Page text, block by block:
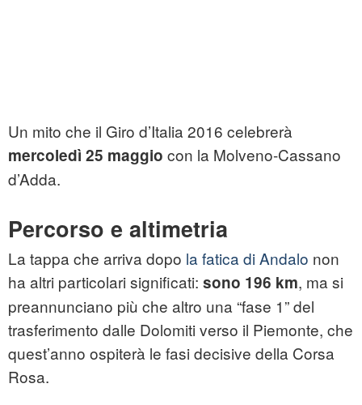
Un mito che il Giro d’Italia 2016 celebrerà
mercoledì 25 maggio con la Molveno-Cassano
d’Adda.
Percorso e altimetria
La tappa che arriva dopo la fatica di Andalo non
ha altri particolari significati: sono 196 km, ma si
preannunciano più che altro una “fase 1” del
trasferimento dalle Dolomiti verso il Piemonte, che
quest’anno ospiterà le fasi decisive della Corsa
Rosa.